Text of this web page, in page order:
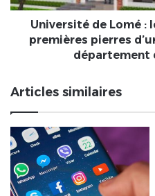
les
premières
pierres
au
département
de
géographie
Université de Lomé :
premières pierres
département
Articles similaires